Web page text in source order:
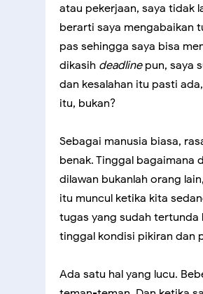
atau pekerjaan, saya tidak
berarti saya mengabaikan
pas sehingga saya bisa
dikasih deadlinepun, saya
dan kesalahan itu pasti
itu, bukan?
Sebagai manusia biasa,
benak. Tinggal bagaimana
dilawan bukanlah orang
itu muncul ketika kita
tugas yang sudah tertunda
tinggal kondisi pikiran dan
Ada satu hal yang lucu.